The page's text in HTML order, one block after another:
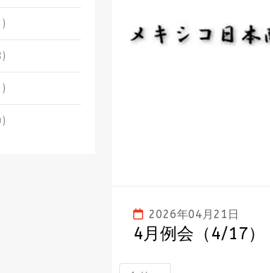
2026年04月21日
4月例会（4/17）